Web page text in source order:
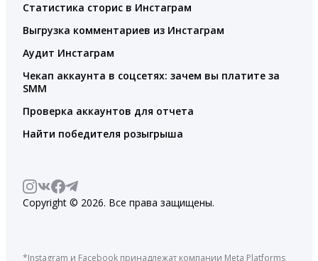
Статистика сторис в Инстаграм
Выгрузка комментариев из Инстаграм
Аудит Инстаграм
Чекап аккаунта в соцсетях: зачем вы платите за
SMM
Проверка аккаунтов для отчета
Найти победителя розыгрыша
Copyright © 2026. Все права защищены.
*Instagram и Facebook принадлежат компании Meta Platforms